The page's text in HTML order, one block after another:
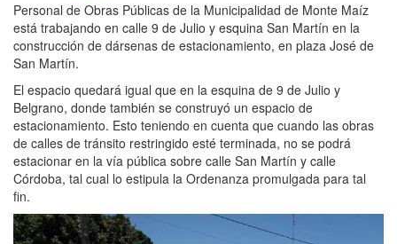
Personal de Obras Públicas de la Municipalidad de Monte Maíz
está trabajando en calle 9 de Julio y esquina San Martín en la
construcción de dársenas de estacionamiento, en plaza José de
San Martín.
El espacio quedará igual que en la esquina de 9 de Julio y
Belgrano, donde también se construyó un espacio de
estacionamiento. Esto teniendo en cuenta que cuando las obras
de calles de tránsito restringido esté terminada, no se podrá
estacionar en la vía pública sobre calle San Martín y calle
Córdoba, tal cual lo estipula la Ordenanza promulgada para tal
fin.